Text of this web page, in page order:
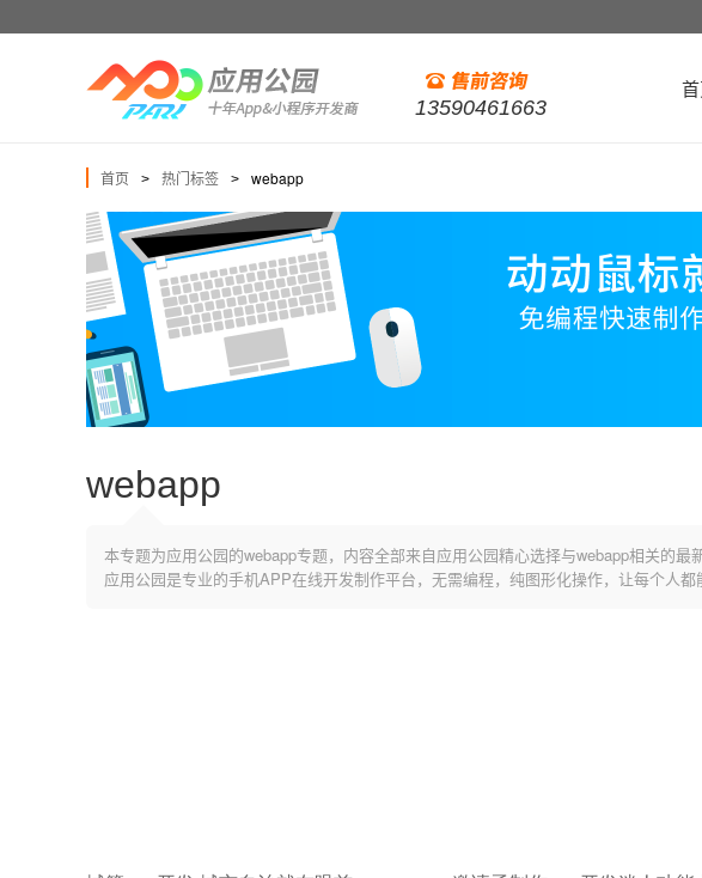
13590461663
首页 > 热门标签 > webapp
webapp
本专题为应用公园的webapp专题，内容全部来自应用公园精心选择与webapp相关的最
应用公园是专业的手机APP在线开发制作平台，无需编程，纯图形化操作，让每个人都